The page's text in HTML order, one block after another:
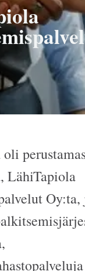
LähiTapiola